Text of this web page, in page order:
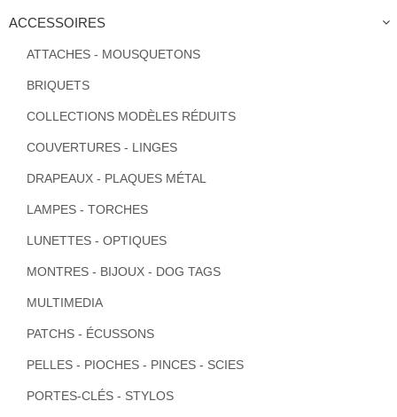
ACCESSOIRES
ATTACHES - MOUSQUETONS
BRIQUETS
COLLECTIONS MODÈLES RÉDUITS
COUVERTURES - LINGES
DRAPEAUX - PLAQUES MÉTAL
LAMPES - TORCHES
LUNETTES - OPTIQUES
MONTRES - BIJOUX - DOG TAGS
MULTIMEDIA
PATCHS - ÉCUSSONS
PELLES - PIOCHES - PINCES - SCIES
PORTES-CLÉS - STYLOS